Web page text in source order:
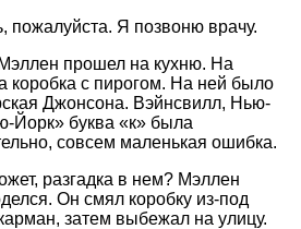
Я позвоню врачу.
прошел на кухню. На
коробка с пирогом. На ней было
Джонсона. Вэйнсвилл, Нью-
Йорк» буква «к» была
совсем маленькая ошибка.
разгадка в нем? Мэллен
Он смял коробку из-под
затем выбежал на улицу.